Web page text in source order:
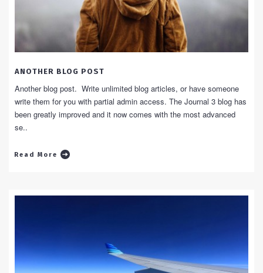
ANOTHER BLOG POST
Another blog post. Write unlimited blog articles, or have someone
write them for you with partial admin access. The Journal 3 blog has
been greatly improved and it now comes with the most advanced
se..
Read More